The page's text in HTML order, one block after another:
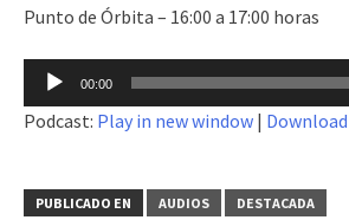
Punto de Órbita – 16:00 a 17:00 horas
Reproductor
audio
00:00
Podcast: Play in new window | Download
PUBLICADO EN AUDIOS DESTACADA